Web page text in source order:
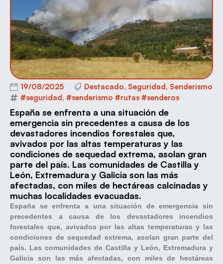
19/08/2025 Destacado, Seguridad, Senderismo
#seguridad, #senderismo #rutas #senderos
España se enfrenta a una situación de
emergencia sin precedentes a causa de los
devastadores incendios forestales que,
avivados por las altas temperaturas y las
condiciones de sequedad extrema, asolan gran
parte del país. Las comunidades de Castilla y
León, Extremadura y Galicia son las más
afectadas, con miles de hectáreas calcinadas y
muchas localidades evacuadas.
España se enfrenta a una situación de emergencia sin
precedentes a causa de los devastadores incendios
forestales que, avivados por las altas temperaturas y las
condiciones de sequedad extrema, asolan gran parte del
país. Las comunidades de Castilla y León, Extremadura y
Galicia son las más afectadas, con miles de hectáreas